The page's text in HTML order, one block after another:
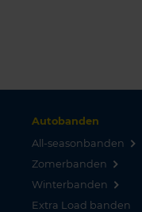
Autobanden
All-seasonbanden
Zomerbanden
Winterbanden
Extra Load banden